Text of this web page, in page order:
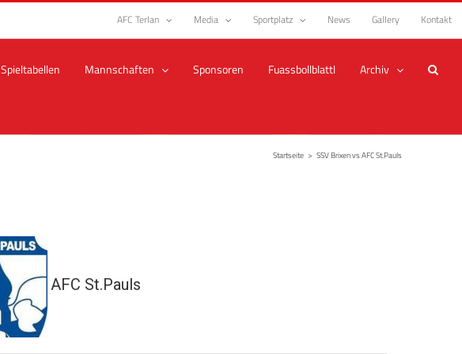
AFC Terlan Media Sportplatz News Gallery Kontakt
Spieltabellen Mannschaften Sponsoren Fuassbollblattl Archiv
Startseite > SSV Brixen vs AFC St.Pauls
AFC St.Pauls